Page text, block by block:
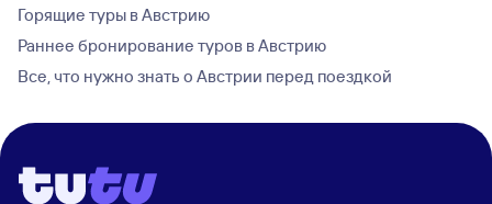
Горящие туры в Австрию
Раннее бронирование туров в Австрию
Все, что нужно знать о Австрии перед поездкой